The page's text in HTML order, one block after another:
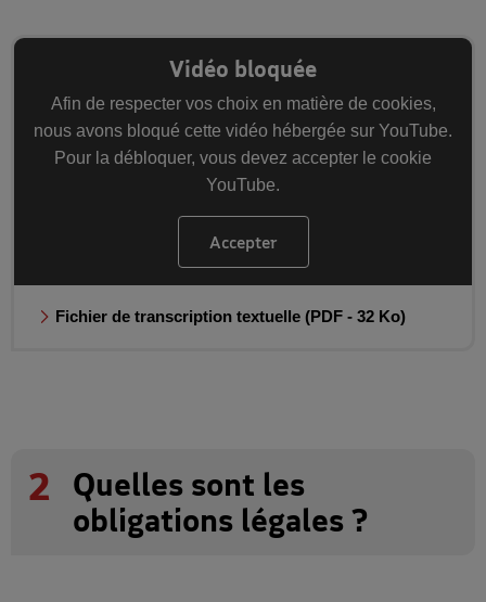
Vidéo bloquée
Afin de respecter vos choix en matière de cookies,
nous avons bloqué cette vidéo hébergée sur YouTube.
Pour la débloquer, vous devez accepter le cookie
YouTube.
Accepter
les cookies YouTube
Fichier de transcription textuelle (PDF - 32 Ko)
2
Quelles sont les
obligations légales ?